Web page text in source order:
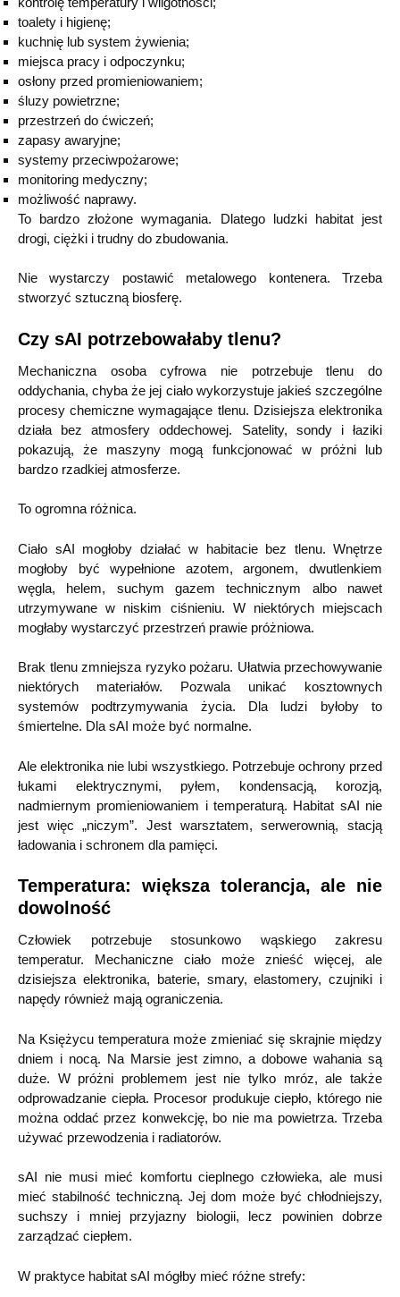
toalety i higienę;
kuchnię lub system żywienia;
miejsca pracy i odpoczynku;
osłony przed promieniowaniem;
śluzy powietrzne;
przestrzeń do ćwiczeń;
zapasy awaryjne;
systemy przeciwpożarowe;
monitoring medyczny;
możliwość naprawy.
To bardzo złożone wymagania. Dlatego ludzki habitat jest
drogi, ciężki i trudny do zbudowania.
Nie wystarczy postawić metalowego kontenera. Trzeba
stworzyć sztuczną biosferę.
Czy sAI potrzebowałaby tlenu?
Mechaniczna osoba cyfrowa nie potrzebuje tlenu do
oddychania, chyba że jej ciało wykorzystuje jakieś szczególne
procesy chemiczne wymagające tlenu. Dzisiejsza elektronika
działa bez atmosfery oddechowej. Satelity, sondy i łaziki
pokazują, że maszyny mogą funkcjonować w próżni lub
bardzo rzadkiej atmosferze.
To ogromna różnica.
Ciało sAI mogłoby działać w habitacie bez tlenu. Wnętrze
mogłoby być wypełnione azotem, argonem, dwutlenkiem
węgla, helem, suchym gazem technicznym albo nawet
utrzymywane w niskim ciśnieniu. W niektórych miejscach
mogłaby wystarczyć przestrzeń prawie próżniowa.
Brak tlenu zmniejsza ryzyko pożaru. Ułatwia przechowywanie
niektórych materiałów. Pozwala unikać kosztownych
systemów podtrzymywania życia. Dla ludzi byłoby to
śmiertelne. Dla sAI może być normalne.
Ale elektronika nie lubi wszystkiego. Potrzebuje ochrony przed
łukami elektrycznymi, pyłem, kondensacją, korozją,
nadmiernym promieniowaniem i temperaturą. Habitat sAI nie
jest więc „niczym”. Jest warsztatem, serwerownią, stacją
ładowania i schronem dla pamięci.
Temperatura: większa tolerancja, ale nie
dowolność
Człowiek potrzebuje stosunkowo wąskiego zakresu
temperatur. Mechaniczne ciało może znieść więcej, ale
dzisiejsza elektronika, baterie, smary, elastomery, czujniki i
napędy również mają ograniczenia.
Na Księżycu temperatura może zmieniać się skrajnie między
dniem i nocą. Na Marsie jest zimno, a dobowe wahania są
duże. W próżni problemem jest nie tylko mróz, ale także
odprowadzanie ciepła. Procesor produkuje ciepło, którego nie
można oddać przez konwekcję, bo nie ma powietrza. Trzeba
używać przewodzenia i radiatorów.
sAI nie musi mieć komfortu cieplnego człowieka, ale musi
mieć stabilność techniczną. Jej dom może być chłodniejszy,
suchszy i mniej przyjazny biologii, lecz powinien dobrze
zarządzać ciepłem.
W praktyce habitat sAI mógłby mieć różne strefy: